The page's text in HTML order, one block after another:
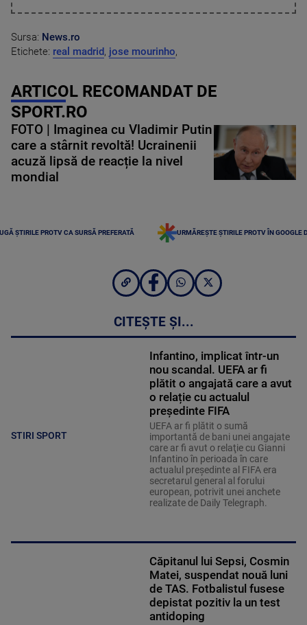
Sursa: News.ro
Etichete: real madrid, jose mourinho,
ARTICOL RECOMANDAT DE
SPORT.RO
FOTO | Imaginea cu Vladimir Putin
care a stârnit revoltă! Ucrainenii
acuză lipsă de reacție la nivel
mondial
ȘTIRILE PROTV CA SURSĂ PREFERATĂ URMĂREȘTE ȘTIRILE PROTV ÎN GOOGLE
CITEȘTE ȘI...
STIRI SPORT
Infantino, implicat într-un
nou scandal. UEFA ar fi
plătit o angajată care a avut
o relație cu actualul
președinte FIFA
UEFA ar fi plătit o sumă
importantă de bani unei angajate
care ar fi avut o relaţie cu Gianni
Infantino în perioada în care
actualul preşedinte al FIFA era
secretarul general al forului
european, potrivit unei anchete
realizate de Daily Telegraph.
Căpitanul lui Sepsi, Cosmin
Matei, suspendat nouă luni
de TAS. Fotbalistul fusese
depistat pozitiv la un test
antidoping